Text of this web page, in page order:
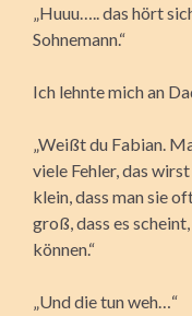
„Huuu….. das hört
Sohnemann.“
Ich lehnte mich an
„Weißt du Fabian.
viele Fehler, das
klein, dass man sie
groß, dass es
können.“
„Und die tun weh…“